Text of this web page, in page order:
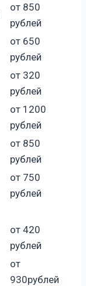
от 850
рублей
от 650
рублей
от 320
рублей
от 1200
рублей
от 850
рублей
от 750
рублей
от 420
рублей
от
930рублей